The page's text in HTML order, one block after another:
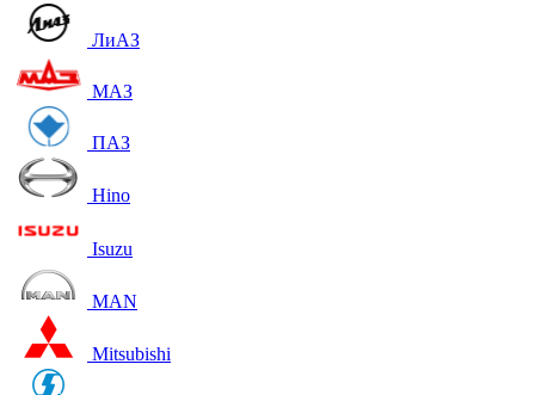
ЛиАЗ
МАЗ
ПАЗ
Hino
Isuzu
MAN
Mitsubishi